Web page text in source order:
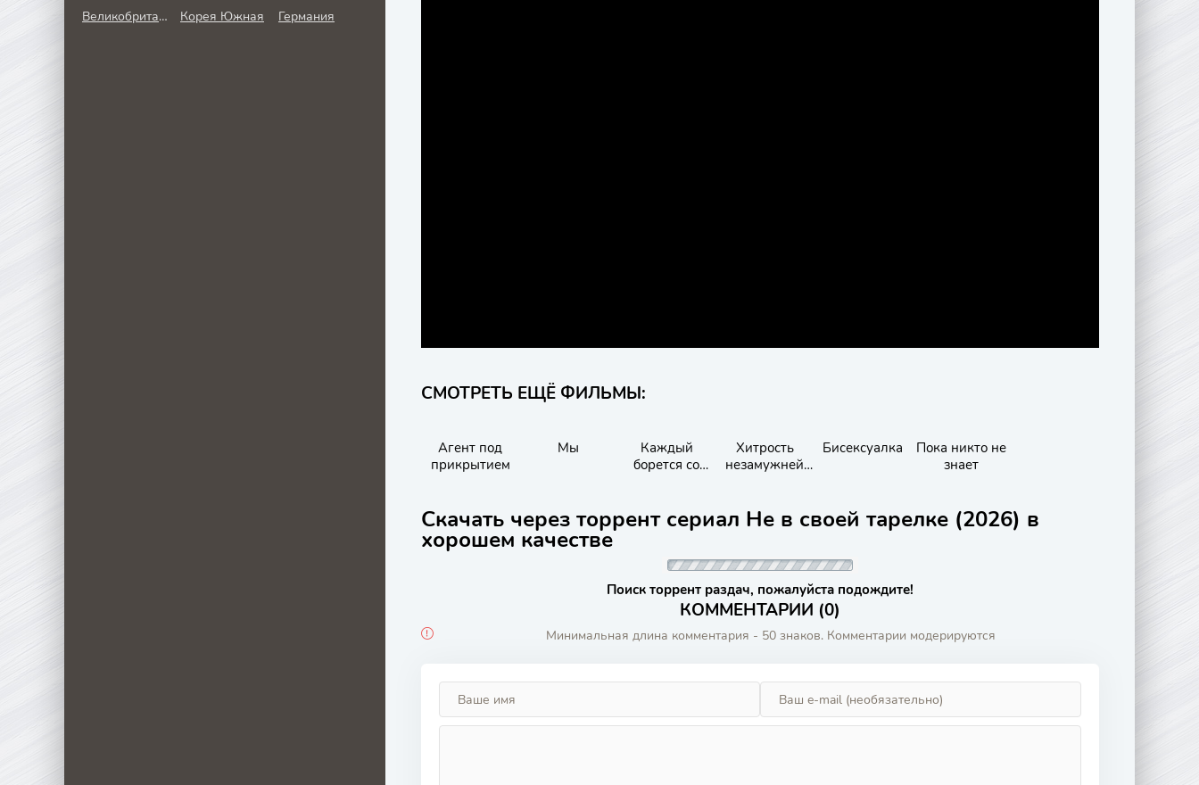
СМОТРЕТЬ ЕЩЁ ФИЛЬМЫ:
Агент под
прикрытием
Мы
Каждый
борется со
никчёмностью
Хитрость
незамужней
Бисексуалка
Пока никто не
знает
Скачать через торрент сериал Не в своей тарелке (2026) в
хорошем качестве
Поиск торрент раздач, пожалуйста подождите!
КОММЕНТАРИИ (0)
Минимальная длина комментария - 50 знаков. Комментарии модерируются
Великобритания
Корея Южная Германия